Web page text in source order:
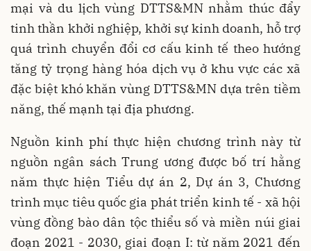
mại và du lịch vùng DTTS&MN nhằm thúc đẩy
tinh thần khởi nghiệp, khởi sự kinh doanh, hỗ trợ
quá trình chuyển đổi cơ cấu kinh tế theo hướng
tăng tỷ trọng hàng hóa dịch vụ ở khu vực các xã
đặc biệt khó khăn vùng DTTS&MN dựa trên tiềm
năng, thế mạnh tại địa phương.
Nguồn kinh phí thực hiện chương trình này từ
nguồn ngân sách Trung ương được bố trí hằng
năm thực hiện Tiểu dự án 2, Dự án 3, Chương
trình mục tiêu quốc gia phát triển kinh tế - xã hội
vùng đồng bào dân tộc thiểu số và miền núi giai
đoạn 2021 - 2030, giai đoạn I: từ năm 2021 đến